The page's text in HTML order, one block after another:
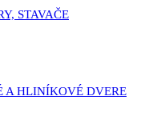
STAVAČE
A HLINÍKOVÉ DVERE